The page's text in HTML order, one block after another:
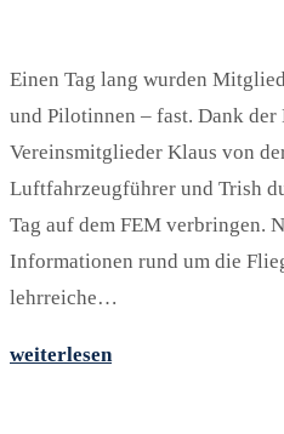
Einen Tag lang wurden
und Pilotinnen – fast. Dank der
Vereinsmitglieder Klaus von
Luftfahrzeugführer und Trish
Tag auf dem FEM verbringen.
Informationen rund um die
lehrreiche…
weiterlesen